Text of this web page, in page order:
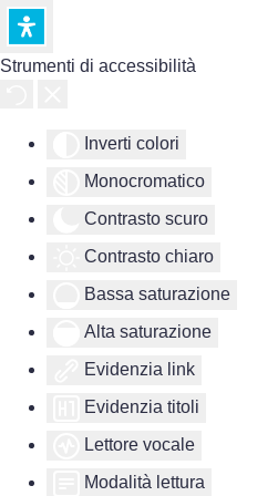
Strumenti di accessibilità
Inverti colori
Monocromatico
Contrasto scuro
Contrasto chiaro
Bassa saturazione
Alta saturazione
Evidenzia link
Evidenzia titoli
Lettore vocale
Modalità lettura